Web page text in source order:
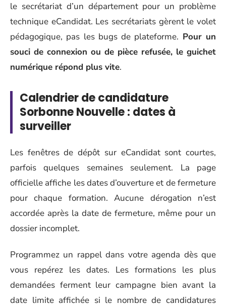
le secrétariat d’un département pour un problème
technique eCandidat. Les secrétariats gèrent le volet
pédagogique, pas les bugs de plateforme. Pour un
souci de connexion ou de pièce refusée, le guichet
numérique répond plus vite.
Calendrier de candidature
Sorbonne Nouvelle : dates à
surveiller
Les fenêtres de dépôt sur eCandidat sont courtes,
parfois quelques semaines seulement. La page
officielle affiche les dates d’ouverture et de fermeture
pour chaque formation. Aucune dérogation n’est
accordée après la date de fermeture, même pour un
dossier incomplet.
Programmez un rappel dans votre agenda dès que
vous repérez les dates. Les formations les plus
demandées ferment leur campagne bien avant la
date limite affichée si le nombre de candidatures